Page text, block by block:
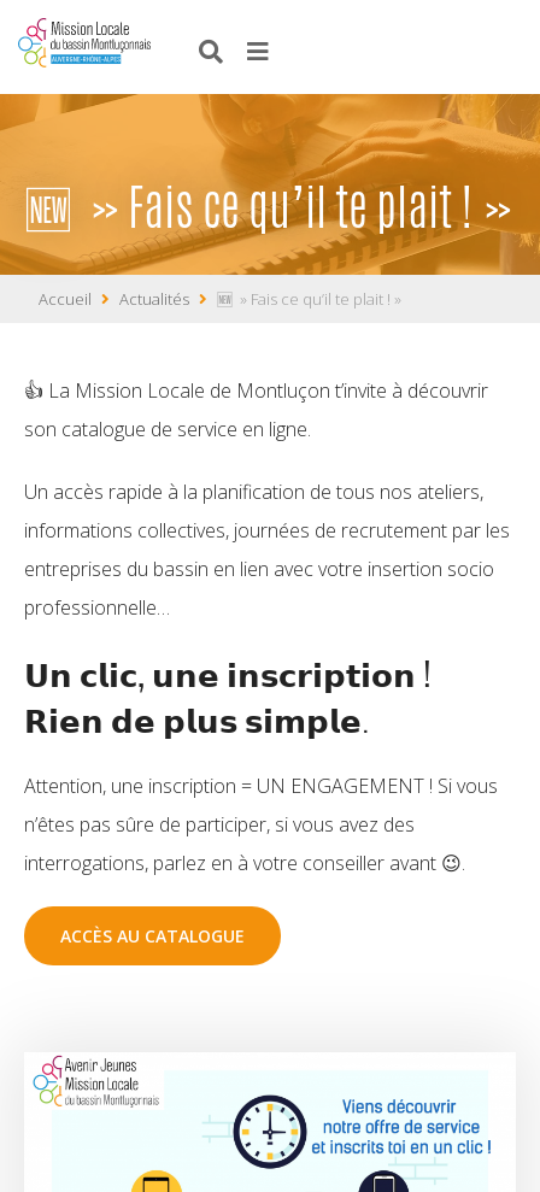
🆕 » Fais ce qu’il te plait ! »
Accueil Actualités 🆕 » Fais ce qu’il te plait ! »
👍 La Mission Locale de Montluçon t’invite à découvrir
son catalogue de service en ligne.
Un accès rapide à la planification de tous nos ateliers,
informations collectives, journées de recrutement par les
entreprises du bassin en lien avec votre insertion socio
professionnelle…
𝗨𝗻 𝗰𝗹𝗶𝗰, 𝘂𝗻𝗲 𝗶𝗻𝘀𝗰𝗿𝗶𝗽𝘁𝗶𝗼𝗻 !
𝗥𝗶𝗲𝗻 𝗱𝗲 𝗽𝗹𝘂𝘀 𝘀𝗶𝗺𝗽𝗹𝗲.
Attention, une inscription = UN ENGAGEMENT ! Si vous
n’êtes pas sûre de participer, si vous avez des
interrogations, parlez en à votre conseiller avant 😉.
ACCÈS AU CATALOGUE